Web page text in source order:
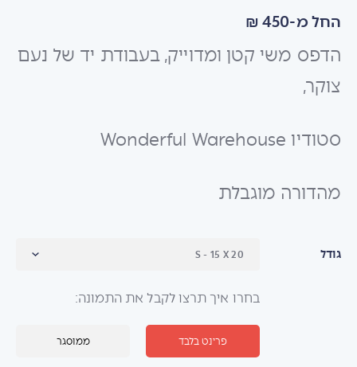
החל מ-450 ₪
הדפס משי קטן ומדוייק, בעבודת יד של נעם
צוקר,
סטודיו Wonderful Warehouse
מהדורה מוגבלת
גודל
בחרו איך תרצו לקבל את התמונה:
פרינט בלבד ממוסגר